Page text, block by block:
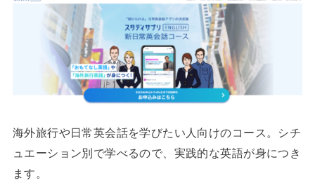
海外旅行や日常英会話を学びたい人向けのコース。シチ
ュエーション別で学べるので、実践的な英語が身につき
ます。